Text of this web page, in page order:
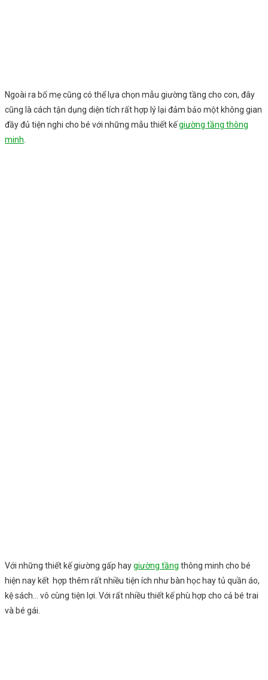
Ngoài ra bố mẹ cũng có thể lựa chọn mẫu giường tầng cho con, đây
cũng là cách tận dụng diện tích rất hợp lý lại đảm bảo một không gian
đầy đủ tiện nghi cho bé với những mẫu thiết kếgiường tầng thông
minh
Với những thiết kế giường gấp haygiường tầng thông minh cho bé
hiện nay kết hợp thêm rất nhiều tiện ích như bàn học hay tủ quần áo,
kệ sách… vô cùng tiện lợi. Với rất nhiều thiết kế phù hợp cho cả bé trai
và bé gái.